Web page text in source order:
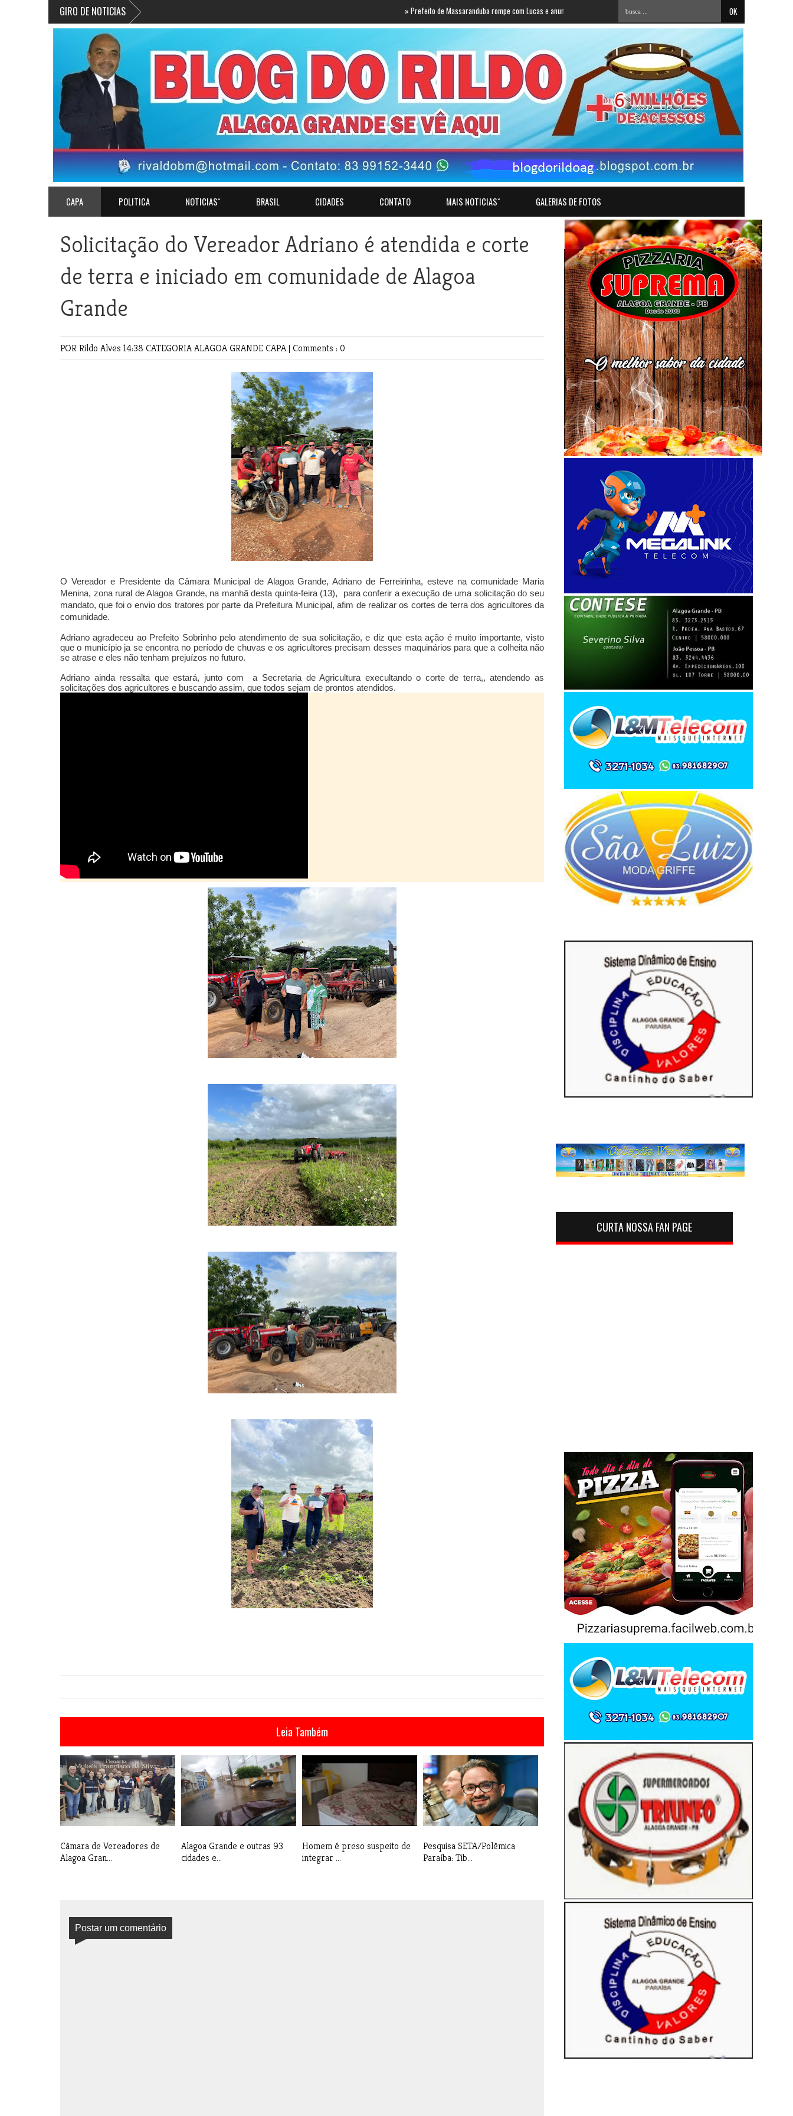
GIRO DE NOTICIAS Prefeito de Massaranduba rompe com Lucas e anuncia adesão a Cícero Lucena »38 apostas paraibanas acertam a quadra da Mega-
CAPA POLITICA NOTICIASˇ BRASIL CIDADES CONTATO MAIS NOTICIASˇ GALERIAS DE FOTOS
Solicitação do Vereador Adriano é atendida e corte
de terra e iniciado em comunidade de Alagoa
Grande
POR Rildo Alves 14:38 CATEGORIAALAGOA GRANDECAPA| Comments : 0
O Vereador e Presidente da Câmara Municipal de Alagoa Grande, Adriano de Ferreirinha,esteve na comunidade Maria
Menina, zona rural de Alagoa Grande, na manhã desta quinta-feira (13),
para conferir a execução de uma solicitação do seu
mandato, que foi o envio dos tratores por parte da Prefeitura Municipal, afim de realizar os cortes de terra dos agricultores da
comunidade.
Adriano agradeceu ao Prefeito Sobrinho pelo atendimento de sua solicitação, e diz que esta ação é muito importante, visto
que o município ja se encontra no período de chuvas e os agricultores precisam desses maquinários para que a colheita não
se atrase e eles não tenham prejuízos no futuro.
Adriano ainda ressalta que estará, junto com a Secretaria de Agricultura execultando o corte de terra,, atendendo as
solicitações dos agricultores e buscando assim, que todos sejam de prontos atendidos.
Leia Também
Câmara de Vereadores de
Alagoa Gran...
Alagoa Grande e outras 93
cidades e...
Homem é preso suspeito de
integrar ...
Pesquisa SETA/Polêmica
Paraíba: Tib...
Postar um comentário
CURTA NOSSA FAN PAGE